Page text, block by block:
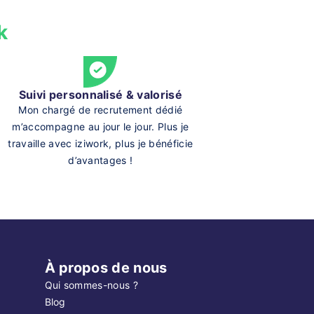
Suivi personnalisé & valorisé
Mon chargé de recrutement dédié
m’accompagne au jour le jour. Plus je
travaille avec iziwork, plus je bénéficie
d’avantages !
À propos de nous
Qui sommes-nous ?
Blog